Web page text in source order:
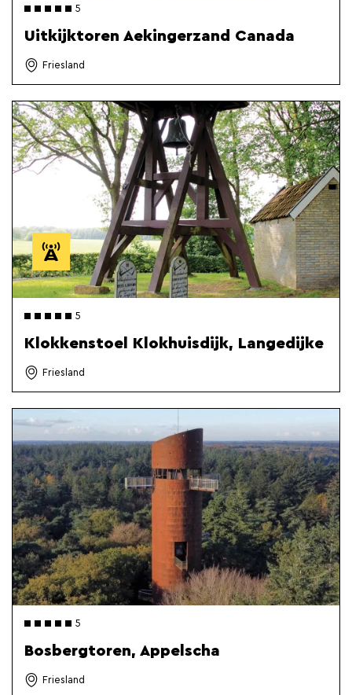
5
Uitkijktoren Aekingerzand Canada
Friesland
5
Klokkenstoel Klokhuisdijk, Langedijke
Friesland
5
Bosbergtoren, Appelscha
Friesland